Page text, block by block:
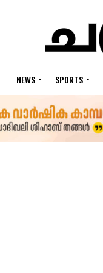
NEWS SPORTS